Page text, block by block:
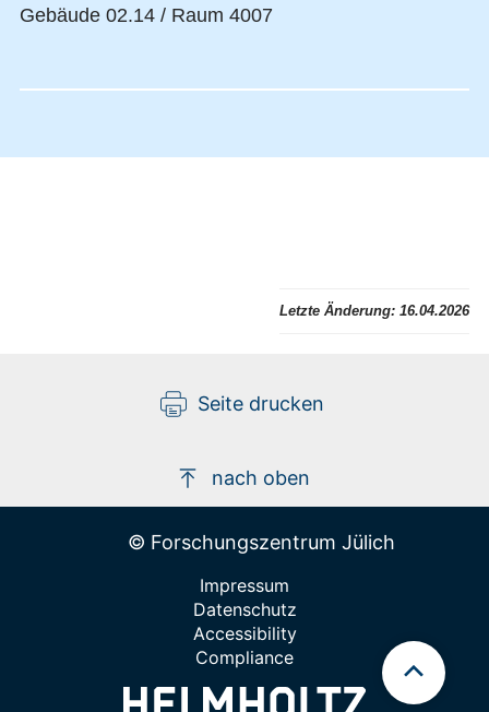
Gebäude 02.14 / Raum 4007
Letzte Änderung: 16.04.2026
Seite drucken
nach oben
© Forschungszentrum Jülich
Impressum
Datenschutz
Accessibility
Compliance